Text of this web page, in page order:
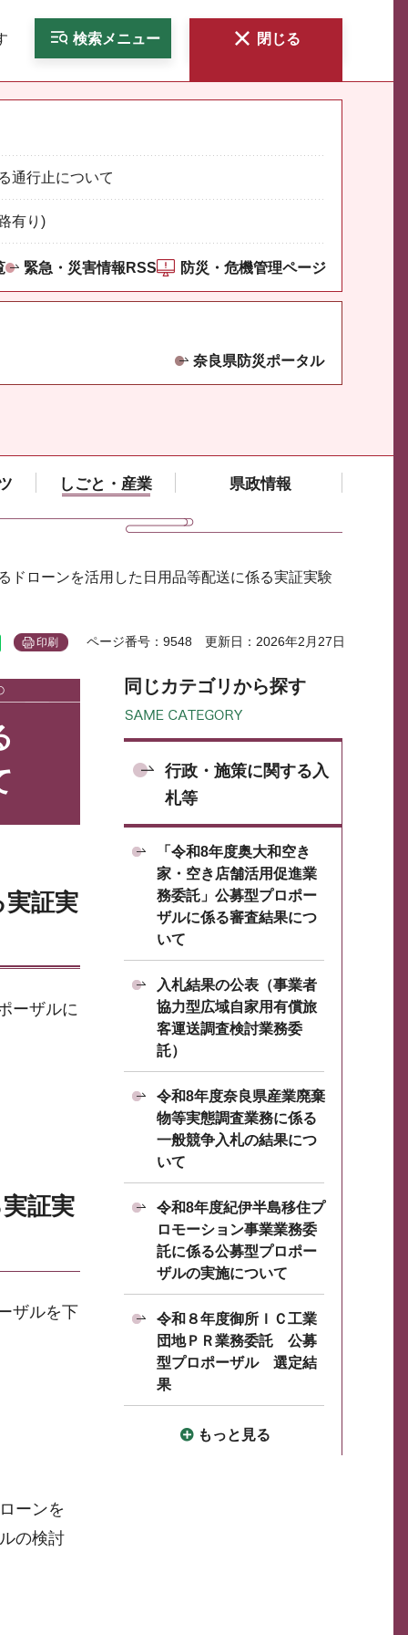
検索メニュー 閉じる
通行止について
有り)
緊急・災害情報RSS 防災・危機管理ページ
奈良県防災ポータル
しごと・産業 県政情報
ドローンを活用した日用品等配送に係る実証実験
印刷 ページ番号：9548 更新日：2026年2月27日
証実
ーザルに
証実
ザルを下
ーンを
の検討
同じカテゴリから探す
行政・施策に関する入
札等
「令和8年度奥大和空き
家・空き店舗活用促進業
務委託」公募型プロポー
ザルに係る審査結果につ
いて
入札結果の公表（事業者
協力型広域自家用有償旅
客運送調査検討業務委
託）
令和8年度奈良県産業廃棄
物等実態調査業務に係る
一般競争入札の結果につ
いて
令和8年度紀伊半島移住プ
ロモーション事業業務委
託に係る公募型プロポー
ザルの実施について
令和８年度御所ＩＣ工業
団地ＰＲ業務委託 公募
型プロポーザル 選定結
果
もっと見る